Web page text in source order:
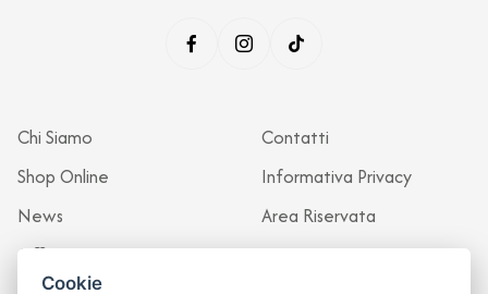
Chi Siamo
Shop Online
News
Officina
Contatti
Informativa Privacy
Area Riservata
Cookie